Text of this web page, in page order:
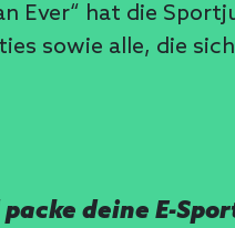
Ever“ hat die
sowie alle, die
deine E-